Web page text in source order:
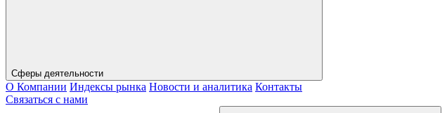
Сферы деятельности
О Компании Индексы рынка Новости и аналитика Контакты
Связаться с нами